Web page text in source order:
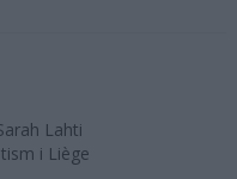
Lahti
i Liège